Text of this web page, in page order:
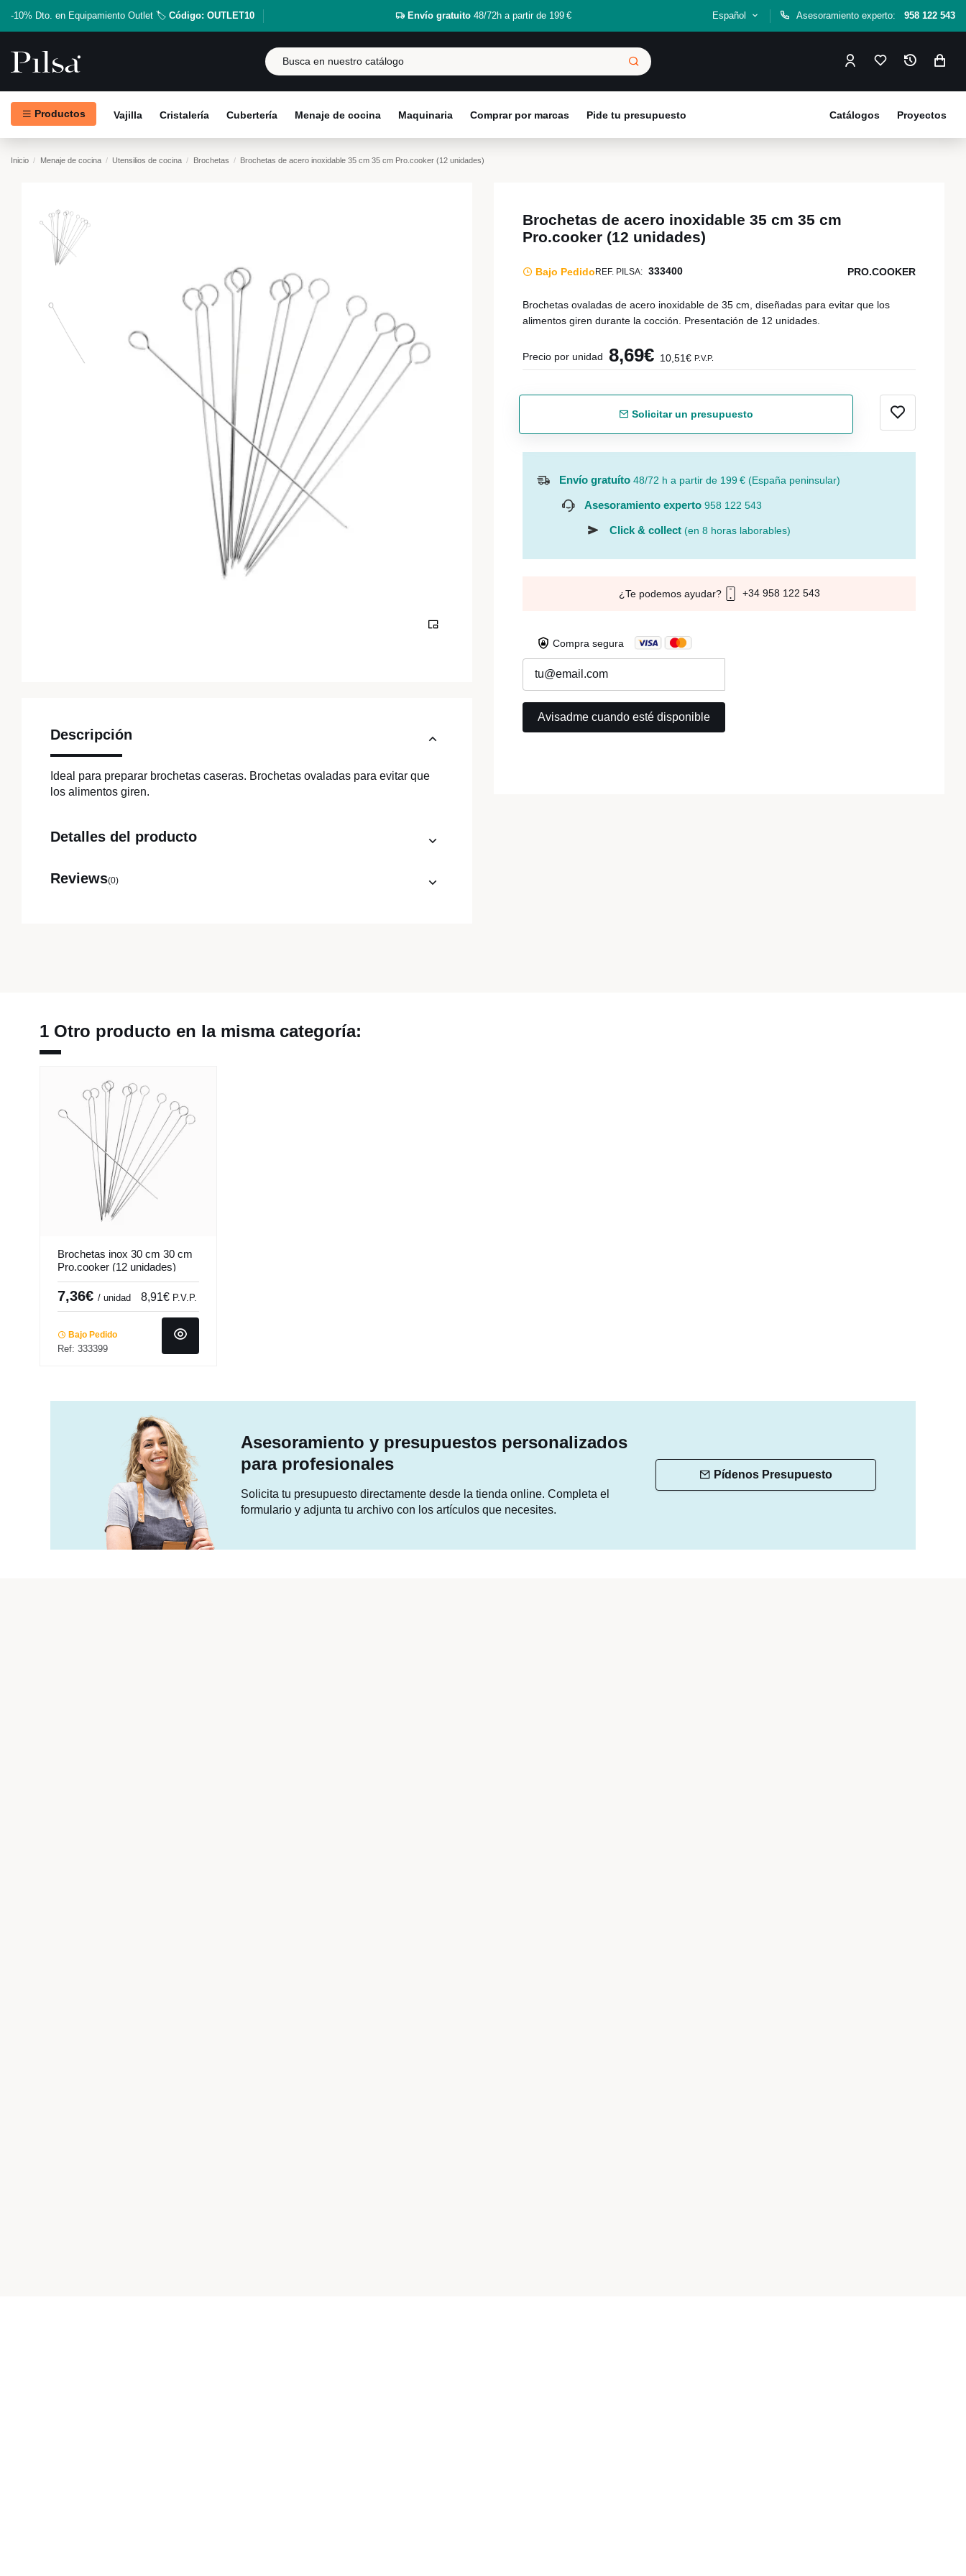
-10% Dto. en Equipamiento Outlet 🏷️ Código: OUTLET10 Envío gratuito48/72h a partir de 199 € Español Asesoramiento experto: 958 122 543
Productos Vajilla Cristalería Cubertería Menaje de cocina Maquinaria Comprar por marcas Pide tu presupuesto Proyectos
Catálogos
Inicio Menaje de cocina Utensilios de cocina Brochetas Brochetas de acero inoxidable 35 cm 35 cm Pro.cooker (12 unidades)
Descripción
Ideal para preparar brochetas caseras. Brochetas ovaladas para evitar que
los alimentos giren.
Detalles del producto
Reviews(0)
Brochetas de acero inoxidable 35 cm 35 cm
Pro.cooker (12 unidades)
Bajo Pedido REF. PILSA: 333400 PRO.COOKER
Brochetas ovaladas de acero inoxidable de 35 cm, diseñadas para evitar que los
alimentos giren durante la cocción. Presentación de 12 unidades.
Precio por unidad 8,69€ 10,51€ P.V.P.
Solicitar un presupuesto
Envío gratuíto 48/72 h a partir de 199 € (España peninsular)
Asesoramiento experto 958 122 543
Click & collect (en 8 horas laborables)
¿Te podemos ayudar? +34 958 122 543
Compra segura
1 Otro producto en la misma categoría:
Brochetas inox 30 cm 30 cm
Pro.cooker (12 unidades)
7,36€ / unidad 8,91€ P.V.P.
Bajo Pedido
Ref: 333399
Asesoramiento y presupuestos personalizados
para profesionales
Solicita tu presupuesto directamente desde la tienda online. Completa el
formulario y adjunta tu archivo con los artículos que necesites.
Pídenos Presupuesto